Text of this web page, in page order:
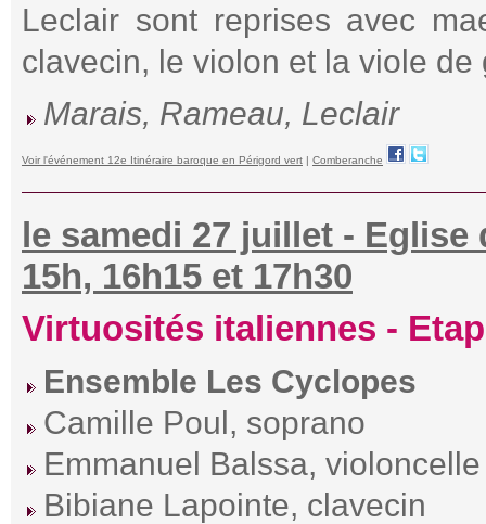
Leclair sont reprises avec
clavecin, le violon et la viole de
Marais, Rameau, Leclair
Voir l'événement 12e Itinéraire baroque en Périgord vert | Comberanche
le samedi 27 juillet - Eglise
15h, 16h15 et 17h30
Virtuosités italiennes -
Ensemble Les Cyclopes
Camille Poul, soprano
Emmanuel Balssa, violoncelle
Bibiane Lapointe, clavecin